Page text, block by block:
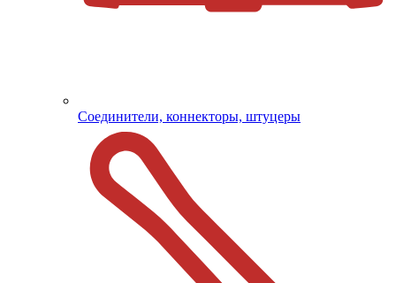
Соединители, коннекторы, штуцеры